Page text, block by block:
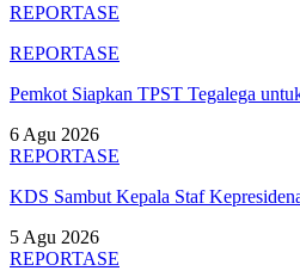
REPORTASE
REPORTASE
Pemkot Siapkan TPST Tegalega
6 Agu 2026
REPORTASE
KDS Sambut Kepala Staf
5 Agu 2026
REPORTASE